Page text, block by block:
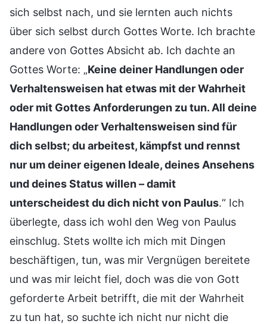
sich selbst nach, und sie lernten auch nichts
über sich selbst durch Gottes Worte. Ich brachte
andere von Gottes Absicht ab. Ich dachte an
Gottes Worte: „Keine deiner Handlungen oder
Verhaltensweisen hat etwas mit der Wahrheit
oder mit Gottes Anforderungen zu tun. All deine
Handlungen oder Verhaltensweisen sind für
dich selbst; du arbeitest, kämpfst und rennst
nur um deiner eigenen Ideale, deines Ansehens
und deines Status willen – damit
unterscheidest du dich nicht von Paulus.“ Ich
überlegte, dass ich wohl den Weg von Paulus
einschlug. Stets wollte ich mich mit Dingen
beschäftigen, tun, was mir Vergnügen bereitete
und was mir leicht fiel, doch was die von Gott
geforderte Arbeit betrifft, die mit der Wahrheit
zu tun hat, so suchte ich nicht nur nicht die